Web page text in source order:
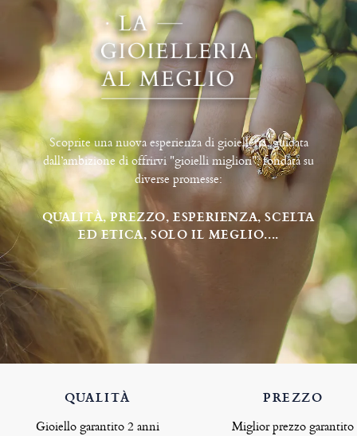
Scoprite una nuova esperienza di gioielleria, guidata
dall’ambizione di offrirvi "gioielli migliori", fondata su
diverse promesse:
QUALITÀ, PREZZO, ESPERIENZA, SCELTA
ED ETICA, SOLO IL MEGLIO....
QUALITÀ
Gioiello garantito 2 anni
PREZZO
Miglior prezzo garantito